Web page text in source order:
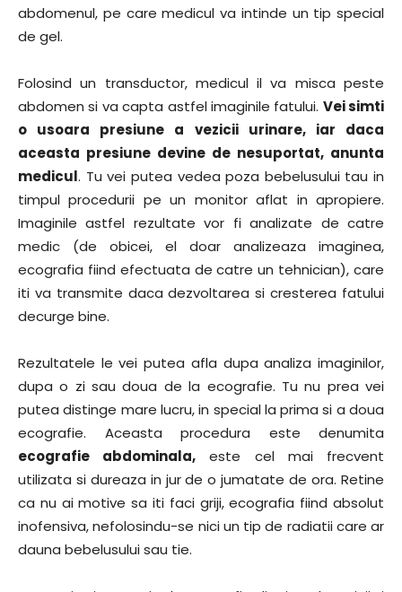
abdomenul, pe care medicul va intinde un tip special
de gel.
Folosind un transductor, medicul il va misca peste
abdomen si va capta astfel imaginile fatului. Vei simti
o usoara presiune a vezicii urinare, iar daca
aceasta presiune devine de nesuportat, anunta
medicul. Tu vei putea vedea poza bebelusului tau in
timpul procedurii pe un monitor aflat in apropiere.
Imaginile astfel rezultate vor fi analizate de catre
medic (de obicei, el doar analizeaza imaginea,
ecografia fiind efectuata de catre un tehnician), care
iti va transmite daca dezvoltarea si cresterea fatului
decurge bine.
Rezultatele le vei putea afla dupa analiza imaginilor,
dupa o zi sau doua de la ecografie. Tu nu prea vei
putea distinge mare lucru, in special la prima si a doua
ecografie. Aceasta procedura este denumita
ecografie abdominala, este cel mai frecvent
utilizata si dureaza in jur de o jumatate de ora. Retine
ca nu ai motive sa iti faci griji, ecografia fiind absolut
inofensiva, nefolosindu-se nici un tip de radiatii care ar
dauna bebelusului sau tie.